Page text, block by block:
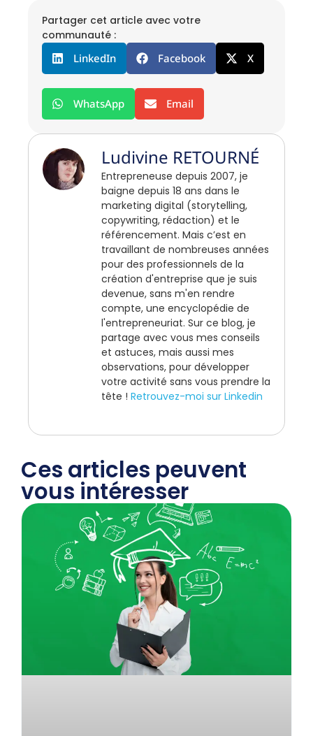
Partager cet article avec votre
communauté :
LinkedIn
Facebook X
WhatsApp Email
Ludivine RETOURNÉ
Entrepreneuse depuis 2007, je
baigne depuis 18 ans dans le
marketing digital (storytelling,
copywriting, rédaction) et le
référencement. Mais c’est en
travaillant de nombreuses années
pour des professionnels de la
création d'entreprise que je suis
devenue, sans m'en rendre
compte, une encyclopédie de
l'entrepreneuriat. Sur ce blog, je
partage avec vous mes conseils
et astuces, mais aussi mes
observations, pour développer
votre activité sans vous prendre la
tête ! Retrouvez-moi sur Linkedin
Ces articles peuvent
vous intéresser​